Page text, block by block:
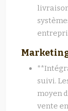
suivi.
moyen
vente